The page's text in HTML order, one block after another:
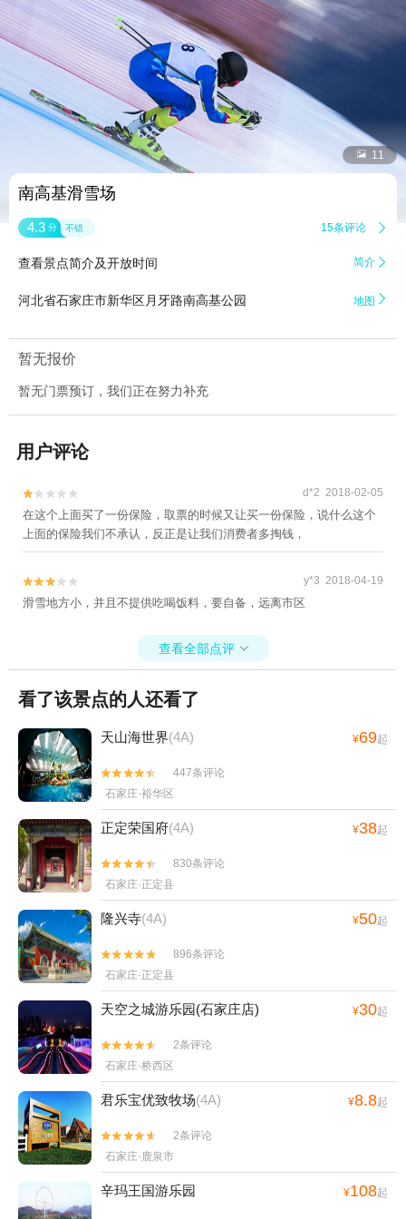
 11
南高基滑雪场
4.3 分 不错 15条评论 
查看景点简介及开放时间 简介 
河北省石家庄市新华区月牙路南高基公园 地图 
暂无报价
暂无门票预订，我们正在努力补充
用户评论

 d*2 2018-02-05
在这个上面买了一份保险，取票的时候又让买一份保险，说什么这个
上面的保险我们不承认，反正是让我们消费者多掏钱，

 y*3 2018-04-19
滑雪地方小，并且不提供吃喝饭料，要自备，远离市区
查看全部点评 
看了该景点的人还看了
天山海世界(4A) ¥69起


447条评论
石家庄·裕华区
正定荣国府(4A) ¥38起


830条评论
石家庄·正定县
隆兴寺(4A) ¥50起


896条评论
石家庄·正定县
天空之城游乐园(石家庄店) ¥30起


2条评论
石家庄·桥西区
君乐宝优致牧场(4A) ¥8.8起


2条评论
石家庄·鹿泉市
辛玛王国游乐园 ¥108起
